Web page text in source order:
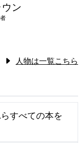
ン
人物は一覧こちら
すべての本を